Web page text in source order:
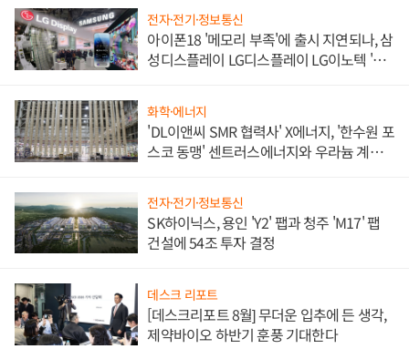
전자·전기·정보통신
아이폰18 '메모리 부족'에 출시 지연되나, 삼
성디스플레이 LG디스플레이 LG이노텍 '탈
화학·에너지
'DL이앤씨 SMR 협력사' X에너지, '한수원 포
스코 동맹' 센트러스에너지와 우라늄 계약
전자·전기·정보통신
SK하이닉스, 용인 'Y2' 팹과 청주 'M17' 팹
건설에 54조 투자 결정
데스크 리포트
[데스크리포트 8월] 무더운 입추에 든 생각,
제약바이오 하반기 훈풍 기대한다